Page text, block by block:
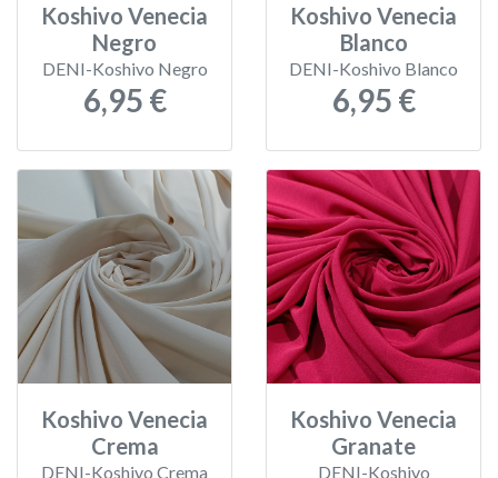
Koshivo Venecia
Negro
DENI-Koshivo Negro
6,95 €
Koshivo Venecia
Blanco
DENI-Koshivo Blanco
6,95 €
Koshivo Venecia
Crema
DENI-Koshivo Crema
Koshivo Venecia
Granate
DENI-Koshivo